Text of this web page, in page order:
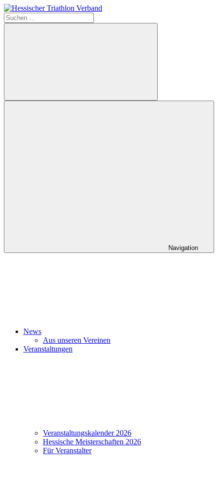
Zum
Inhalt
springen
Hessischer
Suchen
nach:
Suchen
Navigation
News
Aus unseren Vereinen
Veranstaltungen
Veranstaltungskalender 2026
Hessische Meisterschaften 2026
Für Veranstalter